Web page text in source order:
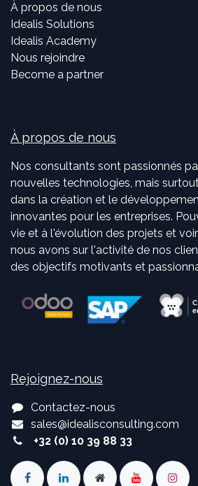
À propos de nous
Idealis Solutions
Idealis Academy
Nous rejoindre
Become a partner
À propos de nous
Nos consultants sont passionnés
nouvelles technologies, mais
dans la création et le
innovantes pour les entreprises.
vie et à l'évolution des projets et
nous avons sur l'activité de nos
des objectifs motivants et
Rejoignez-nous
Contactez-nous
sales@idealisconsulting.com
+32 (0) 10 39 88 33